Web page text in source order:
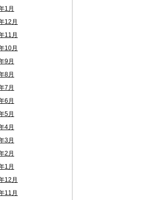
1月
12月
11月
10月
9月
8月
7月
6月
5月
4月
3月
2月
1月
12月
11月